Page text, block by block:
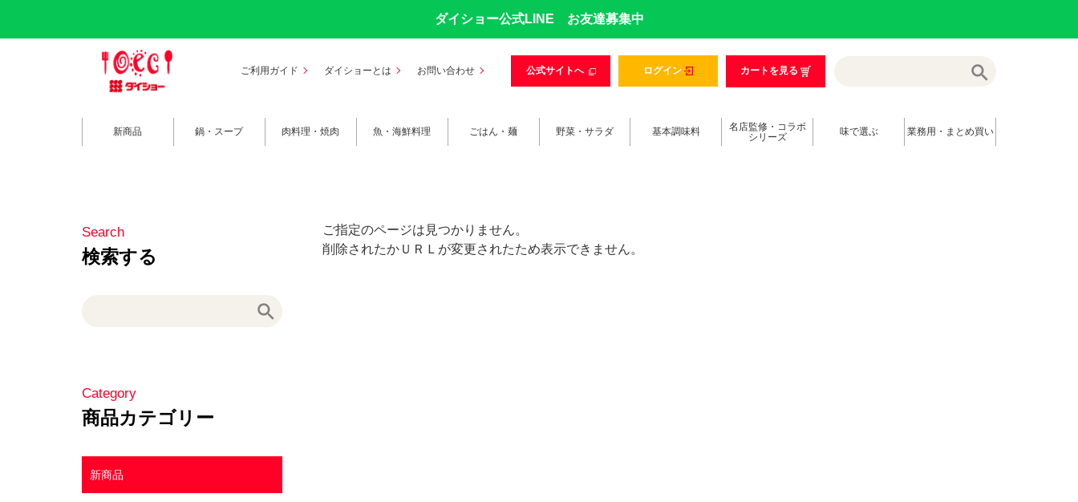
ダイショー公式LINE お友達募集中
ご利用ガイド ダイショーとは お問い合わせ 公式サイトへ ログイン カートを見る
新商品 鍋・スープ 肉料理・焼肉 魚・海鮮料理 ごはん・麺 野菜・サラダ 基本調味料
名店監修・コラボ
シリーズ
味で選ぶ 業務用・まとめ買い
ご指定のページは見つかりません。
削除されたかＵＲＬが変更されたため表示できません。